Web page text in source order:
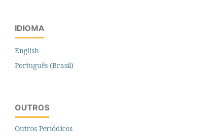
IDIOMA
English
Português (Brasil)
OUTROS
Outros Periódicos